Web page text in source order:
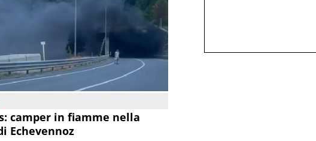
camper in fiamme nella
Echevennoz